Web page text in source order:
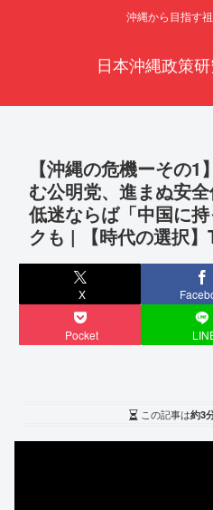
沖縄から目指す
日本沖縄政策
【沖縄の危機ーその
む公明党、進まぬ安
低迷ならば「中国に
クも | 【時代の選択
X
Pocket
この記事は約3